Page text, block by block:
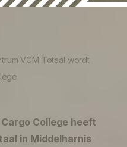
VCM Totaal wordt
College heeft
in Middelharnis